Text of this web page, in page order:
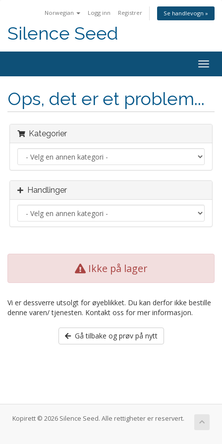
Norwegian Logg inn Registrer Se handlevogn »
Silence Seed
Bytt
Ops, det er et problem...
Kategorier
Handlinger
Ikke på lager
Vi er dessverre utsolgt for øyeblikket. Du kan derfor ikke bestille
denne varen/ tjenesten. Kontakt oss for mer informasjon.
Gå tilbake og prøv på nytt
Kopirett © 2026 Silence Seed. Alle rettigheter er reservert.